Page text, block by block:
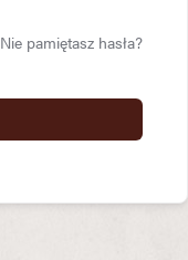
Nie pamiętasz hasła?